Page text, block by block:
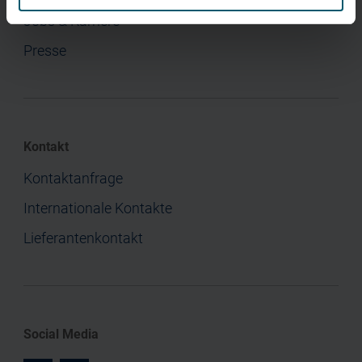
Jobs & Karriere
Presse
Kontakt
Kontaktanfrage
Internationale Kontakte
Lieferantenkontakt
Social Media